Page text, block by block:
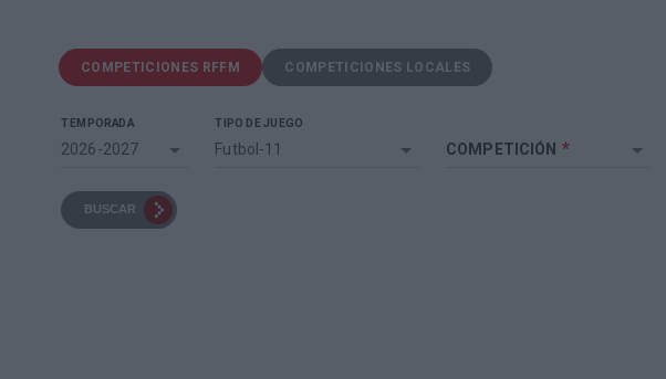
COMPETICIONES RFFM COMPETICIONES LOCALES
TEMPORADA
2026-2027
TIPO DE JUEGO
Futbol-11 COMPETICIÓN *
BUSCAR